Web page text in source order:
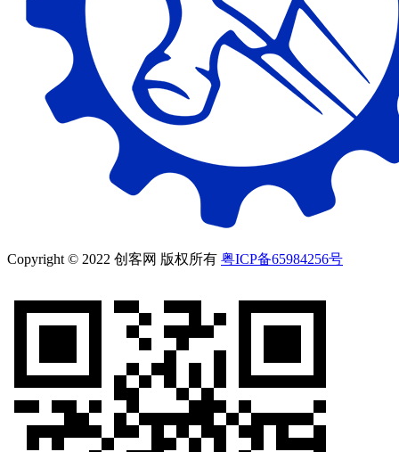
Copyright © 2022 创客网 版权所有 粤ICP备65984256号